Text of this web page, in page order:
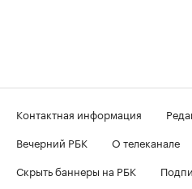
Контактная информация
Вечерний РБК
О телеканале
Скрыть баннеры на РБК